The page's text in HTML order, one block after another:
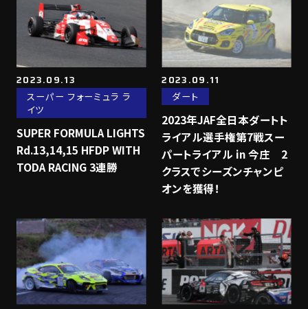
2023.09.13
スーパー フォーミュラ ラ
イツ
SUPER FORMULA LIGHTS
Rd.13,14,15 HFDP WITH
TODA RACING 3連勝
2023.09.11
ダート
2023年JAF全日本ダートト
ライアル選手権第7戦スー
パートライアル in 今庄 2
クラスでシーズンチャンピ
オンを獲得！